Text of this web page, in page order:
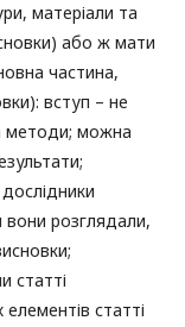
матеріали та
або ж мати
частина,
вступ – не
методи; можна
вони розглядали,
статті
статті